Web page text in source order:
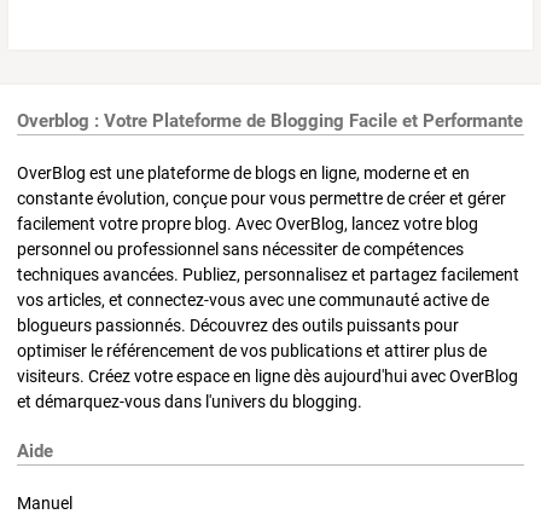
Overblog : Votre Plateforme de Blogging Facile et Performante
OverBlog est une plateforme de blogs en ligne, moderne et en
constante évolution, conçue pour vous permettre de créer et gérer
facilement votre propre blog. Avec OverBlog, lancez votre blog
personnel ou professionnel sans nécessiter de compétences
techniques avancées. Publiez, personnalisez et partagez facilement
vos articles, et connectez-vous avec une communauté active de
blogueurs passionnés. Découvrez des outils puissants pour
optimiser le référencement de vos publications et attirer plus de
visiteurs. Créez votre espace en ligne dès aujourd'hui avec OverBlog
et démarquez-vous dans l'univers du blogging.
Aide
Manuel